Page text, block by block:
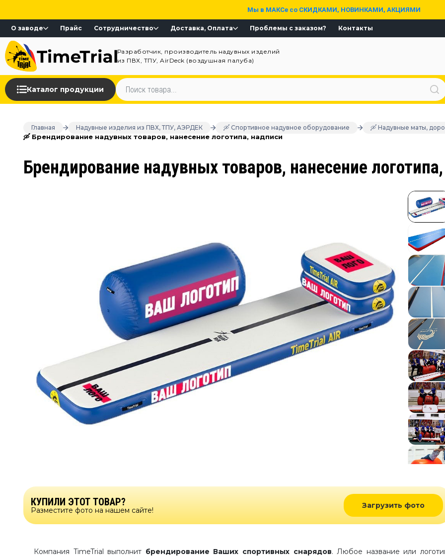
Мы в МАКСе со СКИДКАМИ, НОВИНКАМИ, АКЦИЯМИ
О заводе Прайс Сотрудничество Доставка, Оплата Проблемы с заказом? Контакты
Разработчик, производитель надувных изделий
из ПВХ, ТПУ, AirDeck (воздушная палуба)
Каталог продукции
Главная Надувные изделия из ПВХ, ТПУ, АЭРДЕК 🛶 Спортивное надувное оборудование 🛶 Надувные маты,
🛶 Брендирование надувных товаров, нанесение логотипа, надписи
Брендирование надувных товаров, нанесение
КУПИЛИ ЭТОТ ТОВАР?
Разместите фото на нашем сайте!
Загрузить фото
Компания TimeTrial выполнит брендирование Ваших спортивных снарядов. Любое название или